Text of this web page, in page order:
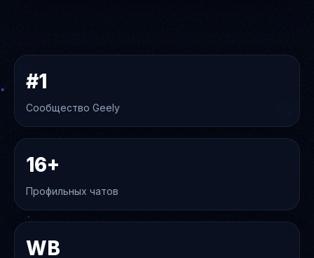
#1
Сообщество Geely
16+
Профильных чатов
WB